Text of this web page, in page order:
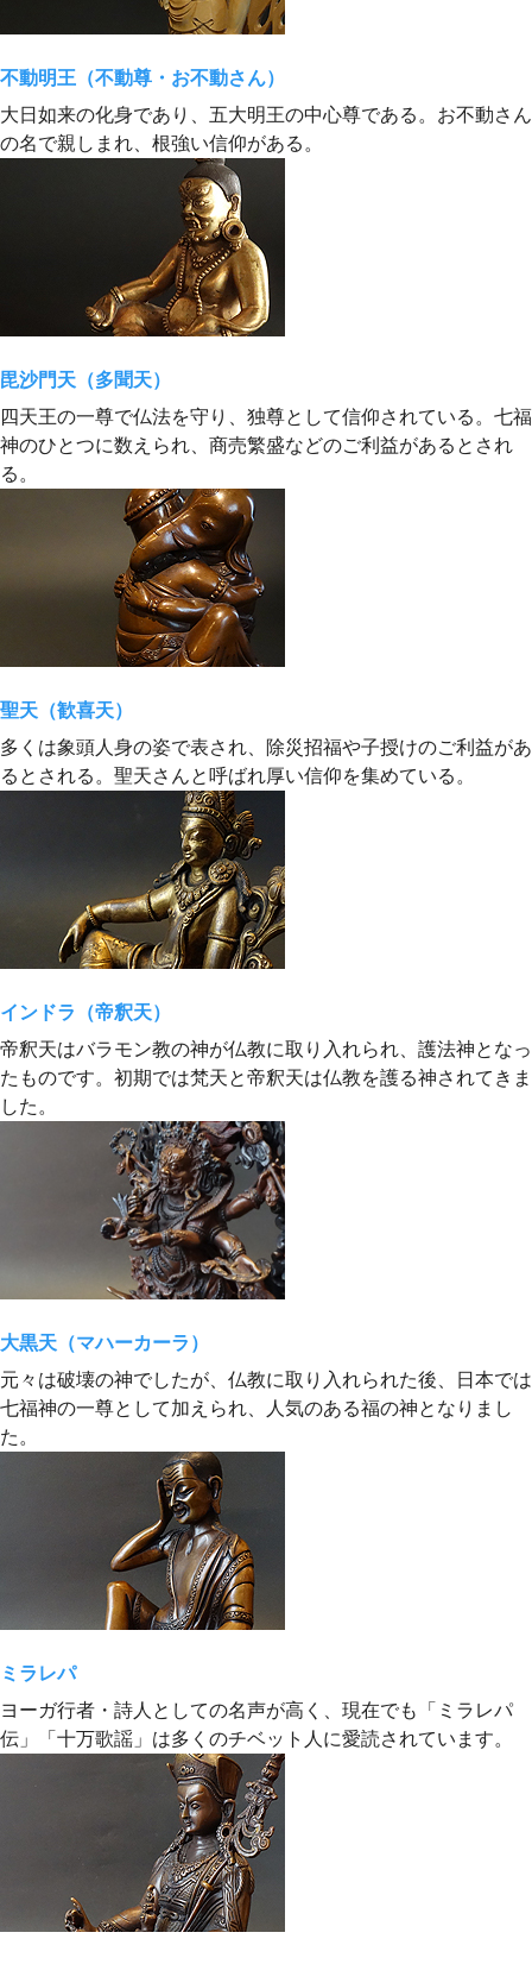
不動明王（不動尊・お不動さん）
大日如来の化身であり、五大明王の中心尊である。お不動さん
の名で親しまれ、根強い信仰がある。
毘沙門天（多聞天）
四天王の一尊で仏法を守り、独尊として信仰されている。七福
神のひとつに数えられ、商売繁盛などのご利益があるとされ
る。
聖天（歓喜天）
多くは象頭人身の姿で表され、除災招福や子授けのご利益があ
るとされる。聖天さんと呼ばれ厚い信仰を集めている。
インドラ（帝釈天）
帝釈天はバラモン教の神が仏教に取り入れられ、護法神となっ
たものです。初期では梵天と帝釈天は仏教を護る神されてきま
した。
大黒天（マハーカーラ）
元々は破壊の神でしたが、仏教に取り入れられた後、日本では
七福神の一尊として加えられ、人気のある福の神となりまし
た。
ミラレパ
ヨーガ行者・詩人としての名声が高く、現在でも「ミラレパ
伝」「十万歌謡」は多くのチベット人に愛読されています。